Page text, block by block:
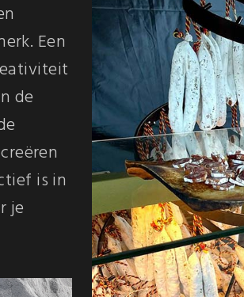
Een
de
is in
je